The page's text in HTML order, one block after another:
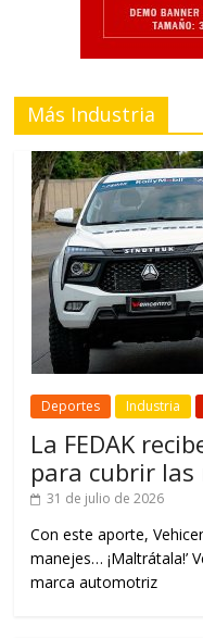
Más Industria
Deportes Industria
La FEDAK
para cubrir las
31 de julio de 2026
Con este aporte,
manejes… ¡Maltrátala!’
marca automotriz